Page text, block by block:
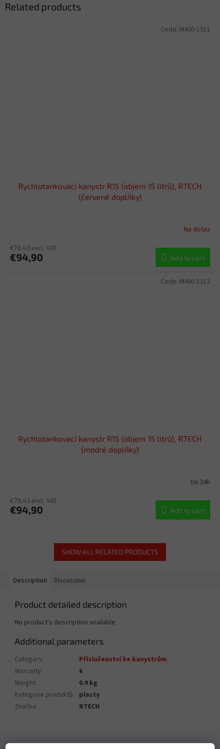
Related products
Rychlotankovací kanystr R15 (objem 15 litrů), RTECH
(červené doplňky)
Na dotaz
€78,43 excl. VAT
€94,90 Add to cart
Code: M400-1311
Rychlotankovací kanystr R15 (objem 15 litrů), RTECH
(modré doplňky)
Do 24h
€78,43 excl. VAT
€94,90 Add to cart
Code: M400-1312
SHOW ALL RELATED PRODUCTS
Description Discussion
Product detailed description
No product's description available
Additional parameters
Category:
Příslušenství ke kanystrům
Warranty:
6
Weight:
0.9 kg
Kategorie produktů: plasty
Značka: RTECH